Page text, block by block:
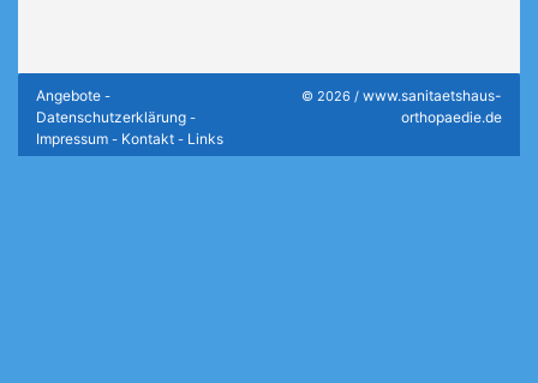
Angebote -
Datenschutzerklärung -
Impressum - Kontakt - Links
© 2026 / www.sanitaetshaus-
orthopaedie.de